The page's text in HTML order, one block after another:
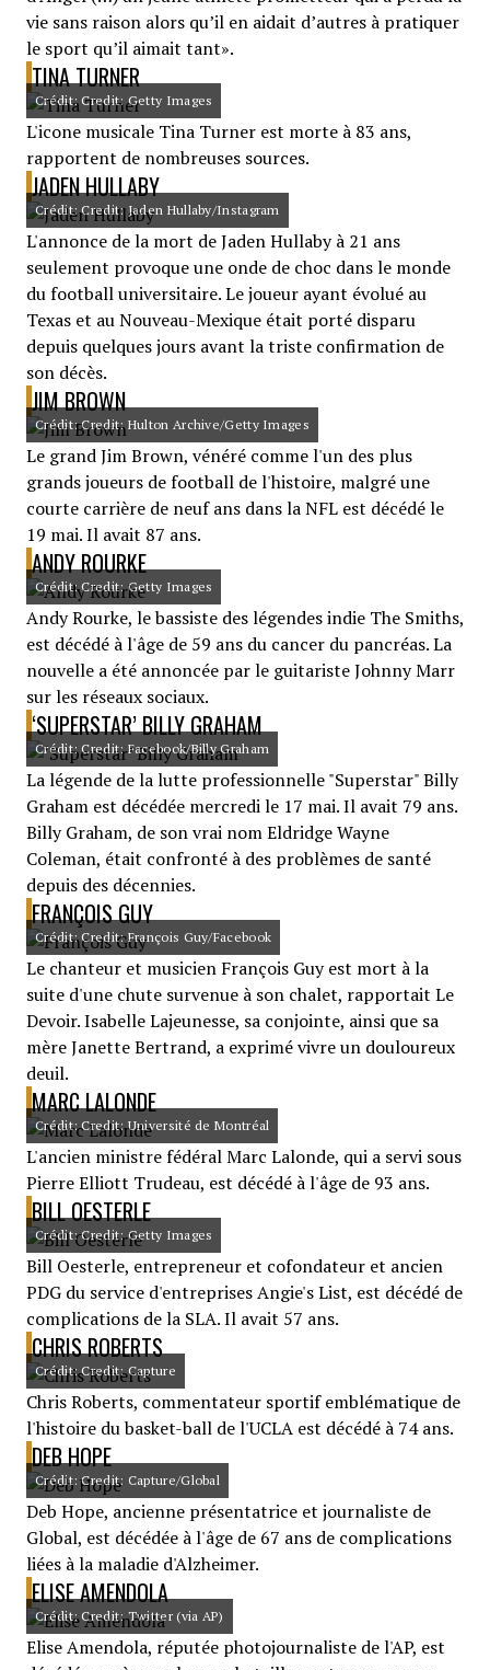
vie sans raison alors qu’il en aidait d’autres à pratiquer
le sport qu’il aimait tant».
TINA TURNER
Crédit: Credit: Getty Images
L'icone musicale Tina Turner est morte à 83 ans,
rapportent de nombreuses sources.
JADEN HULLABY
Crédit: Credit: Jaden Hullaby/Instagram
L'annonce de la mort de Jaden Hullaby à 21 ans
seulement provoque une onde de choc dans le monde
du football universitaire. Le joueur ayant évolué au
Texas et au Nouveau-Mexique était porté disparu
depuis quelques jours avant la triste confirmation de
son décès.
JIM BROWN
Crédit: Credit: Hulton Archive/Getty Images
Le grand Jim Brown, vénéré comme l'un des plus
grands joueurs de football de l'histoire, malgré une
courte carrière de neuf ans dans la NFL est décédé le
19 mai. Il avait 87 ans.
ANDY ROURKE
Crédit: Credit: Getty Images
Andy Rourke, le bassiste des légendes indie The Smiths,
est décédé à l'âge de 59 ans du cancer du pancréas. La
nouvelle a été annoncée par le guitariste Johnny Marr
sur les réseaux sociaux.
‘SUPERSTAR’ BILLY GRAHAM
Crédit: Credit: Facebook/Billy Graham
La légende de la lutte professionnelle "Superstar" Billy
Graham est décédée mercredi le 17 mai. Il avait 79 ans.
Billy Graham, de son vrai nom Eldridge Wayne
Coleman, était confronté à des problèmes de santé
depuis des décennies.
FRANÇOIS GUY
Crédit: Credit: François Guy/Facebook
Le chanteur et musicien François Guy est mort à la
suite d'une chute survenue à son chalet, rapportait Le
Devoir. Isabelle Lajeunesse, sa conjointe, ainsi que sa
mère Janette Bertrand, a exprimé vivre un douloureux
deuil.
MARC LALONDE
Crédit: Credit: Université de Montréal
L'ancien ministre fédéral Marc Lalonde, qui a servi sous
Pierre Elliott Trudeau, est décédé à l'âge de 93 ans.
BILL OESTERLE
Crédit: Credit: Getty Images
Bill Oesterle, entrepreneur et cofondateur et ancien
PDG du service d'entreprises Angie's List, est décédé de
complications de la SLA. Il avait 57 ans.
CHRIS ROBERTS
Crédit: Credit: Capture
Chris Roberts, commentateur sportif emblématique de
l'histoire du basket-ball de l'UCLA est décédé à 74 ans.
DEB HOPE
Crédit: Credit: Capture/Global
Deb Hope, ancienne présentatrice et journaliste de
Global, est décédée à l'âge de 67 ans de complications
liées à la maladie d'Alzheimer.
ELISE AMENDOLA
Crédit: Credit: Twitter (via AP)
Elise Amendola, réputée photojournaliste de l'AP, est